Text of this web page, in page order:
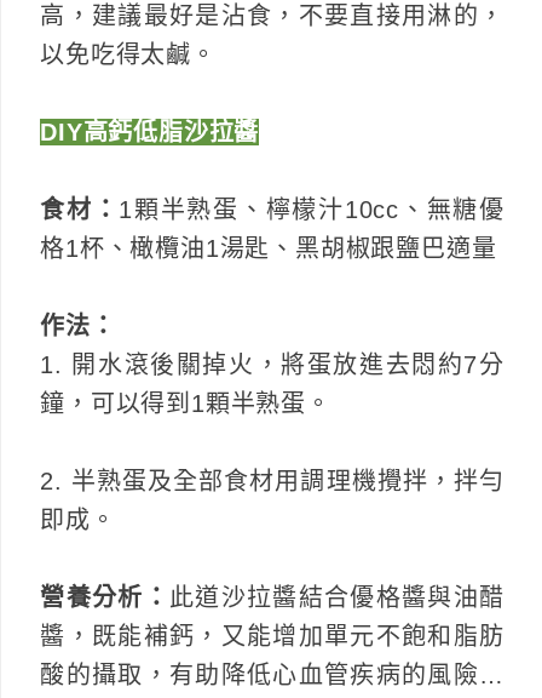
高，建議最好是沾食，不要直接用淋的，
以免吃得太鹹。
DIY高鈣低脂沙拉醬
食材： 1顆半熟蛋、檸檬汁10cc、無糖優
格1杯、橄欖油1湯匙、黑胡椒跟鹽巴適量
作法：
1. 開水滾後關掉火，將蛋放進去悶約7分
鐘，可以得到1顆半熟蛋。
2. 半熟蛋及全部食材用調理機攪拌，拌勻
即成。
營養分析： 此道沙拉醬結合優格醬與油醋
醬，既能補鈣，又能增加單元不飽和脂肪
酸的攝取，有助降低心血管疾病的風險…